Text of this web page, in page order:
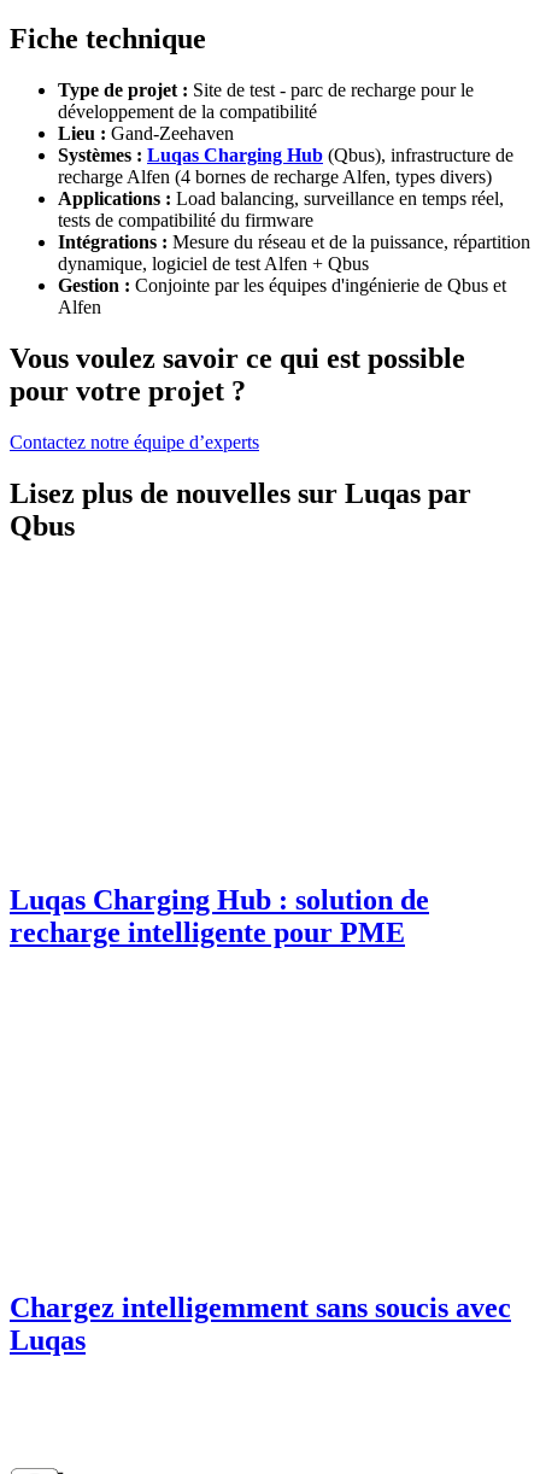
Fiche technique
Type de projet : Site de test - parc de recharge pour le
développement de la compatibilité
Lieu : Gand-Zeehaven
Systèmes : Luqas Charging Hub (Qbus), infrastructure de
recharge Alfen (4 bornes de recharge Alfen, types divers)
Applications : Load balancing, surveillance en temps réel,
tests de compatibilité du firmware
Intégrations : Mesure du réseau et de la puissance, répartition
dynamique, logiciel de test Alfen + Qbus
Gestion : Conjointe par les équipes d'ingénierie de Qbus et
Alfen
Vous voulez savoir ce qui est possible
pour votre projet ?
Contactez notre équipe d’experts
Lisez plus de nouvelles sur Luqas par
Qbus
Luqas Charging Hub : solution de
recharge intelligente pour PME
Chargez intelligemment sans soucis avec
Luqas